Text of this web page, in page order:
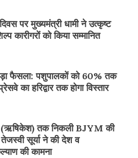
पर मुख्यमंत्री धामी ने उत्कृष्ट
कारीगरों को किया सम्मानित
फैसला: पशुपालकों को 60% तक
का हरिद्वार तक होगा विस्तार
(ऋषिकेश) तक निकली BJYM की
सूर्या ने की देश व
की कामना